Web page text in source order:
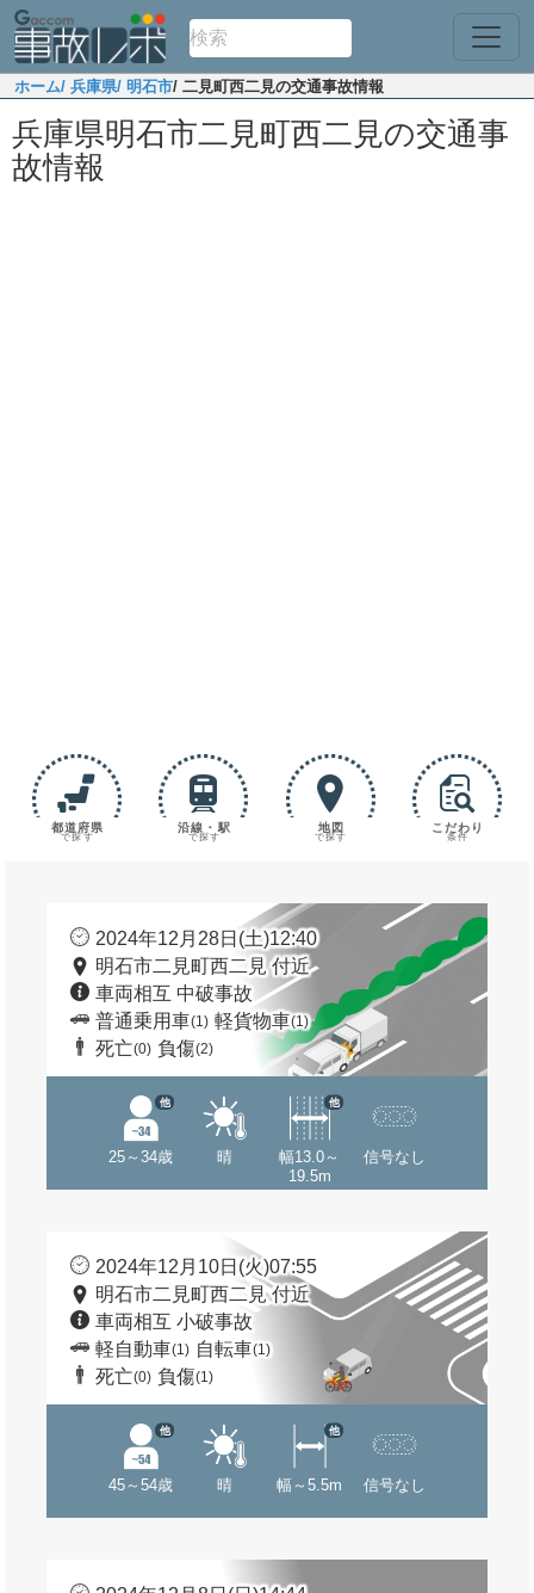
ホーム/ 兵庫県/ 明石市/ 二見町西二見の交通事故情報
兵庫県明石市二見町西二見の交通事
故情報
都道府県
で探す
沿線・駅
で探す
地図
で探す
こだわり
条件
2024年12月28日(土)12:40
明石市二見町西二見 付近
車両相互 中破事故
普通乗用車(1) 軽貨物車(1)
死亡(0) 負傷(2)
25～34歳
他
晴
幅13.0～
19.5m
他
信号なし
2024年12月10日(火)07:55
明石市二見町西二見 付近
車両相互 小破事故
軽自動車(1) 自転車(1)
死亡(0) 負傷(1)
45～54歳
他
晴 幅～5.5m
他
信号なし